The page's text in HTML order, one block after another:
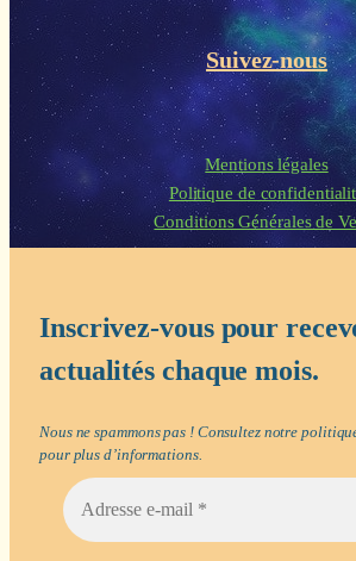
Suivez-nous
Mentions légales
Politique de
Conditions Générales de
Inscrivez-vous pour
actualités chaque mois.
Nous ne spammons pas ! Consultez notre
pour plus d’informations.